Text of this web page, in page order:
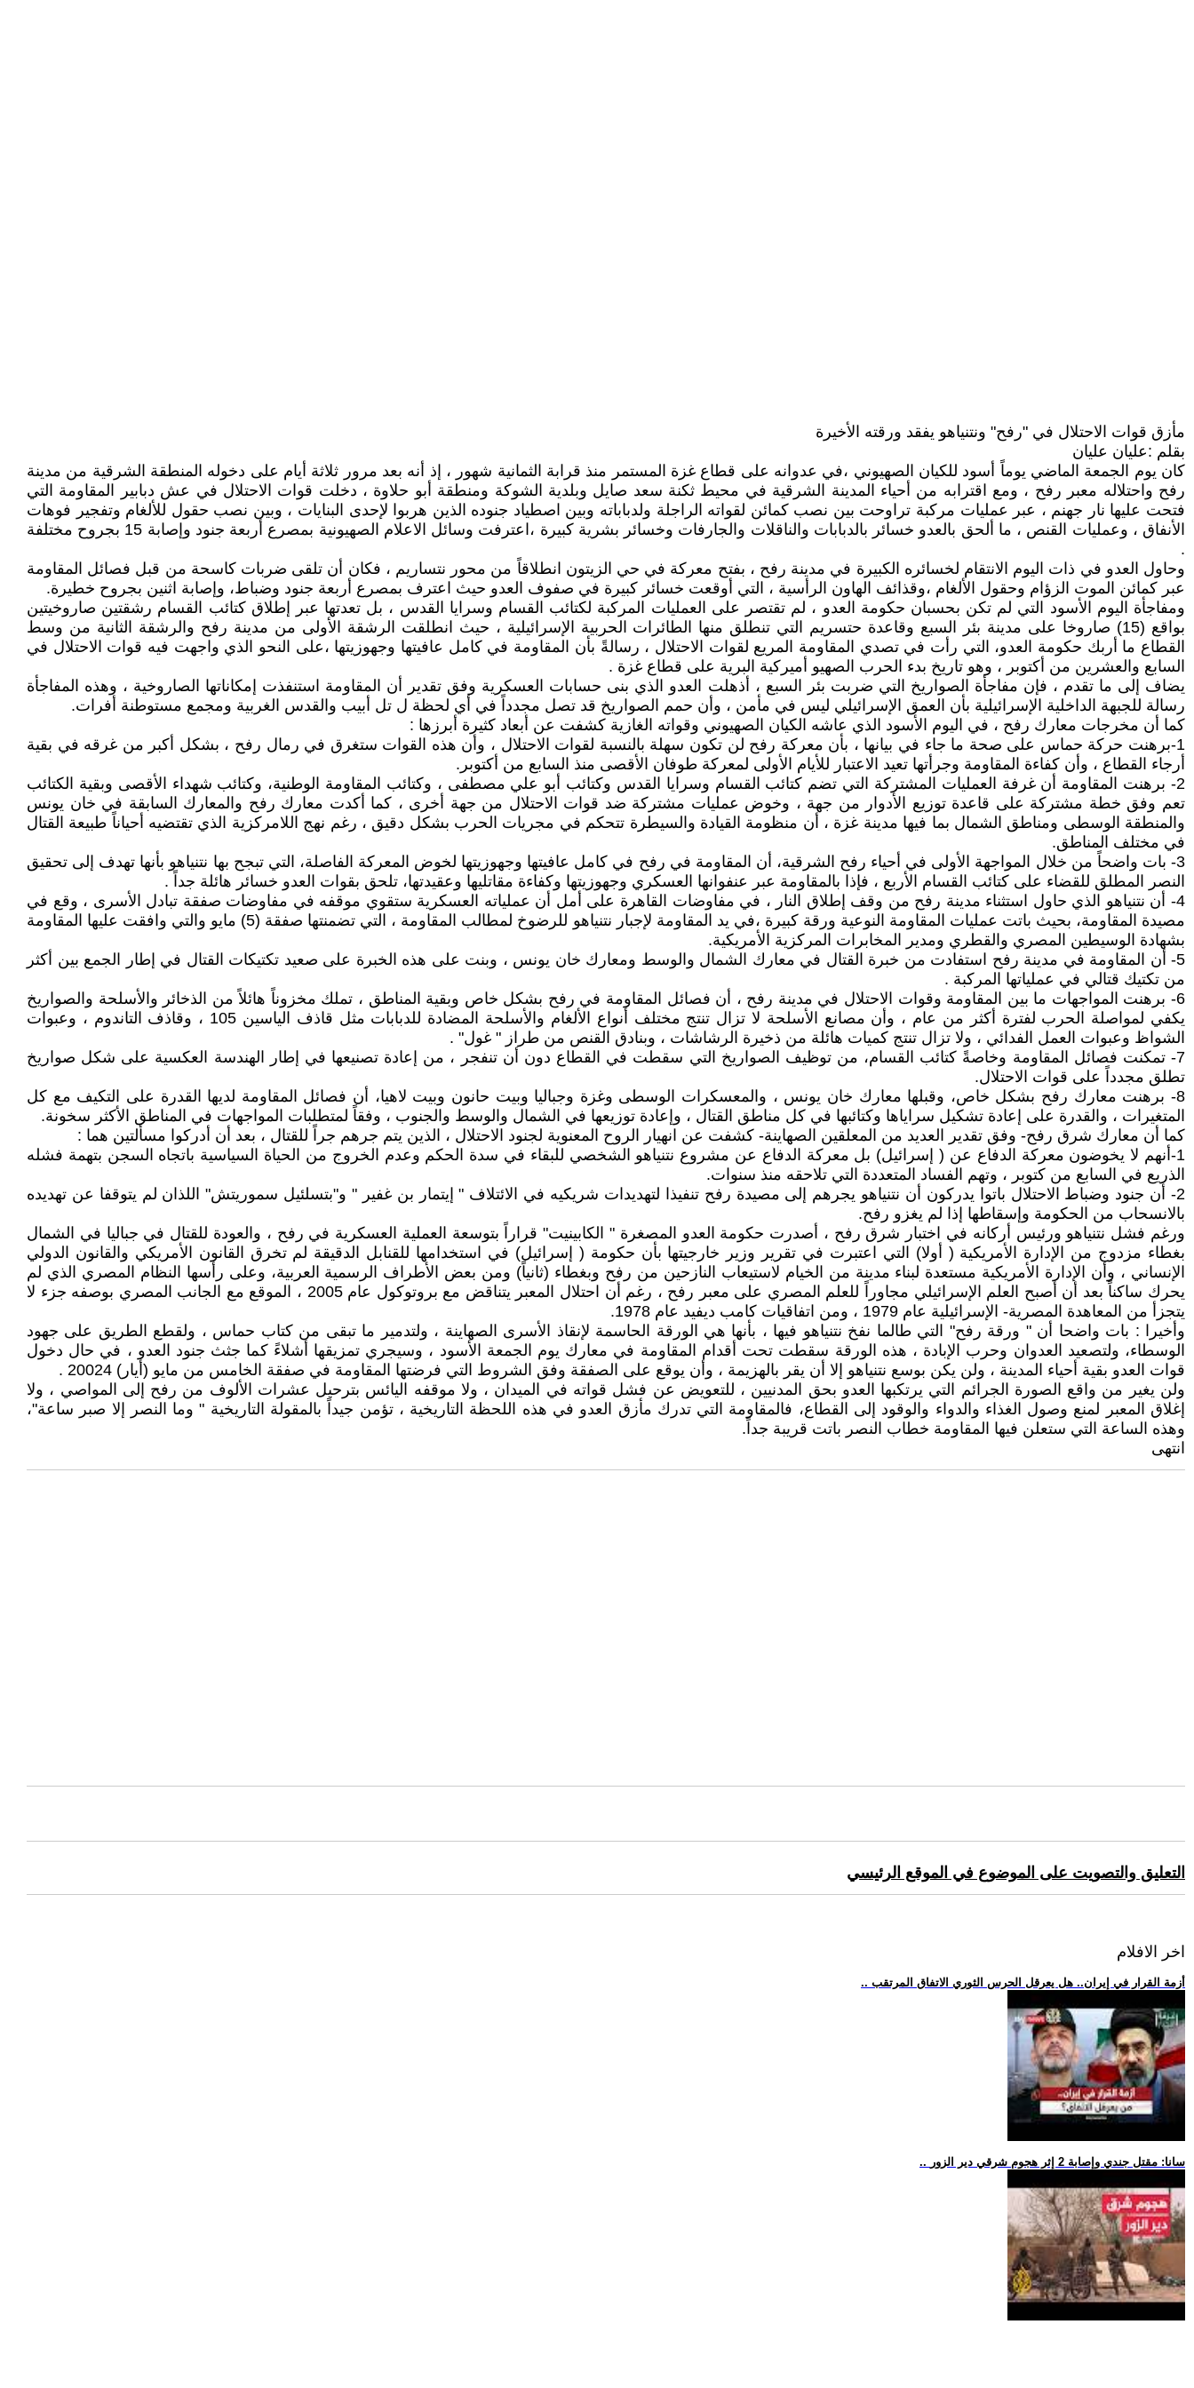
مأزق قوات الاحتلال في "رفح" ونتنياهو يفقد ورقته الأخيرة
بقلم :عليان عليان
كان يوم الجمعة الماضي يوماً أسود للكيان الصهيوني ،في عدوانه على قطاع غزة المستمر منذ قرابة الثمانية شهور ، إذ أنه بعد مرور ثلاثة أيام على دخوله المنطقة الشرقية من مدينة
رفح واحتلاله معبر رفح ، ومع اقترابه من أحياء المدينة الشرقية في محيط ثكنة سعد صايل وبلدية الشوكة ومنطقة أبو حلاوة ، دخلت قوات الاحتلال في عش دبابير المقاومة التي
فتحت عليها نار جهنم ، عبر عمليات مركبة تراوحت بين نصب كمائن لقواته الراجلة ولدباباته وبين اصطياد جنوده الذين هربوا لإحدى البنايات ، وبين نصب حقول للألغام وتفجير فوهات
الأنفاق ، وعمليات القنص ، ما ألحق بالعدو خسائر بالدبابات والناقلات والجارفات وخسائر بشرية كبيرة ،اعترفت وسائل الاعلام الصهيونية بمصرع أربعة جنود وإصابة 15 بجروح مختلفة
.
وحاول العدو في ذات اليوم الانتقام لخسائره الكبيرة في مدينة رفح ، بفتح معركة في حي الزيتون انطلاقاً من محور نتساريم ، فكان أن تلقى ضربات كاسحة من قبل فصائل المقاومة
عبر كمائن الموت الزؤام وحقول الألغام ،وقذائف الهاون الرأسية ، التي أوقعت خسائر كبيرة في صفوف العدو حيث اعترف بمصرع أربعة جنود وضباط، وإصابة اثنين بجروح خطيرة.
ومفاجأة اليوم الأسود التي لم تكن بحسبان حكومة العدو ، لم تقتصر على العمليات المركبة لكتائب القسام وسرايا القدس ، بل تعدتها عبر إطلاق كتائب القسام رشقتين صاروخيتين
بواقع (15) صاروخا على مدينة بئر السبع وقاعدة حتسريم التي تنطلق منها الطائرات الحربية الإسرائيلية ، حيث انطلقت الرشقة الأولى من مدينة رفح والرشقة الثانية من وسط
القطاع ما أربك حكومة العدو، التي رأت في تصدي المقاومة المريع لقوات الاحتلال ، رسالةً بأن المقاومة في كامل عافيتها وجهوزيتها ،على النحو الذي واجهت فيه قوات الاحتلال في
السابع والعشرين من أكتوبر ، وهو تاريخ بدء الحرب الصهيو أميركية البرية على قطاع غزة .
يضاف إلى ما تقدم ، فإن مفاجأة الصواريخ التي ضربت بئر السبع ، أذهلت العدو الذي بنى حسابات العسكرية وفق تقدير أن المقاومة استنفذت إمكاناتها الصاروخية ، وهذه المفاجأة
رسالة للجبهة الداخلية الإسرائيلية بأن العمق الإسرائيلي ليس في مأمن ، وأن حمم الصواريخ قد تصل مجدداً في أي لحظة ل تل أبيب والقدس الغربية ومجمع مستوطنة أفرات.
كما أن مخرجات معارك رفح ، في اليوم الأسود الذي عاشه الكيان الصهيوني وقواته الغازية كشفت عن أبعاد كثيرة أبرزها :
1-برهنت حركة حماس على صحة ما جاء في بيانها ، بأن معركة رفح لن تكون سهلة بالنسبة لقوات الاحتلال ، وأن هذه القوات ستغرق في رمال رفح ، بشكل أكبر من غرقه في بقية
أرجاء القطاع ، وأن كفاءة المقاومة وجرأتها تعيد الاعتبار للأيام الأولى لمعركة طوفان الأقصى منذ السابع من أكتوبر.
2- برهنت المقاومة أن غرفة العمليات المشتركة التي تضم كتائب القسام وسرايا القدس وكتائب أبو علي مصطفى ، وكتائب المقاومة الوطنية، وكتائب شهداء الأقصى وبقية الكتائب
تعم وفق خطة مشتركة على قاعدة توزيع الأدوار من جهة ، وخوض عمليات مشتركة ضد قوات الاحتلال من جهة أخرى ، كما أكدت معارك رفح والمعارك السابقة في خان يونس
والمنطقة الوسطى ومناطق الشمال بما فيها مدينة غزة ، أن منظومة القيادة والسيطرة تتحكم في مجريات الحرب بشكل دقيق ، رغم نهج اللامركزية الذي تقتضيه أحياناً طبيعة القتال
في مختلف المناطق.
3- بات واضحاً من خلال المواجهة الأولى في أحياء رفح الشرقية، أن المقاومة في رفح في كامل عافيتها وجهوزيتها لخوض المعركة الفاصلة، التي تبجح بها نتنياهو بأنها تهدف إلى تحقيق
النصر المطلق للقضاء على كتائب القسام الأربع ، فإذا بالمقاومة عبر عنفوانها العسكري وجهوزيتها وكفاءة مقاتليها وعقيدتها، تلحق بقوات العدو خسائر هائلة جداً .
4- أن نتنياهو الذي حاول استثناء مدينة رفح من وقف إطلاق النار ، في مفاوضات القاهرة على أمل أن عملياته العسكرية ستقوي موقفه في مفاوضات صفقة تبادل الأسرى ، وقع في
مصيدة المقاومة، بحيث باتت عمليات المقاومة النوعية ورقة كبيرة ،في يد المقاومة لإجبار نتنياهو للرضوخ لمطالب المقاومة ، التي تضمنتها صفقة (5) مايو والتي وافقت عليها المقاومة
بشهادة الوسيطين المصري والقطري ومدير المخابرات المركزية الأمريكية.
5- أن المقاومة في مدينة رفح استفادت من خبرة القتال في معارك الشمال والوسط ومعارك خان يونس ، وبنت على هذه الخبرة على صعيد تكتيكات القتال في إطار الجمع بين أكثر
من تكتيك قتالي في عملياتها المركبة .
6- برهنت المواجهات ما بين المقاومة وقوات الاحتلال في مدينة رفح ، أن فصائل المقاومة في رفح بشكل خاص وبقية المناطق ، تملك مخزوناً هائلاً من الذخائر والأسلحة والصواريخ
يكفي لمواصلة الحرب لفترة أكثر من عام ، وأن مصانع الأسلحة لا تزال تنتج مختلف أنواع الألغام والأسلحة المضادة للدبابات مثل قاذف الياسين 105 ، وقاذف التاندوم ، وعبوات
الشواظ وعبوات العمل الفدائي ، ولا تزال تنتج كميات هائلة من ذخيرة الرشاشات ، وبنادق القنص من طراز " غول" .
7- تمكنت فصائل المقاومة وخاصةً كتائب القسام، من توظيف الصواريخ التي سقطت في القطاع دون أن تنفجر ، من إعادة تصنيعها في إطار الهندسة العكسية على شكل صواريخ
تطلق مجدداً على قوات الاحتلال.
8- برهنت معارك رفح بشكل خاص، وقبلها معارك خان يونس ، والمعسكرات الوسطى وغزة وجباليا وبيت حانون وبيت لاهيا، أن فصائل المقاومة لديها القدرة على التكيف مع كل
المتغيرات ، والقدرة على إعادة تشكيل سراياها وكتائبها في كل مناطق القتال ، وإعادة توزيعها في الشمال والوسط والجنوب ، وفقاً لمتطلبات المواجهات في المناطق الأكثر سخونة.
كما أن معارك شرق رفح- وفق تقدير العديد من المعلقين الصهاينة- كشفت عن انهيار الروح المعنوية لجنود الاحتلال ، الذين يتم جرهم جراً للقتال ، بعد أن أدركوا مسألتين هما :
1-أنهم لا يخوضون معركة الدفاع عن ( إسرائيل) بل معركة الدفاع عن مشروع نتنياهو الشخصي للبقاء في سدة الحكم وعدم الخروج من الحياة السياسية باتجاه السجن بتهمة فشله
الذريع في السابع من كتوبر ، وتهم الفساد المتعددة التي تلاحقه منذ سنوات.
2- أن جنود وضباط الاحتلال باتوا يدركون أن نتنياهو يجرهم إلى مصيدة رفح تنفيذا لتهديدات شريكيه في الائتلاف " إيتمار بن غفير " و"بتسلئيل سموريتش" اللذان لم يتوقفا عن تهديده
بالانسحاب من الحكومة وإسقاطها إذا لم يغزو رفح.
ورغم فشل نتنياهو ورئيس أركانه في اختبار شرق رفح ، أصدرت حكومة العدو المصغرة " الكابينيت" قراراً بتوسعة العملية العسكرية في رفح ، والعودة للقتال في جباليا في الشمال
بغطاء مزدوج من الإدارة الأمريكية ( أولا) التي اعتبرت في تقرير وزير خارجيتها بأن حكومة ( إسرائيل) في استخدامها للقنابل الدقيقة لم تخرق القانون الأمريكي والقانون الدولي
الإنساني ، وأن الإدارة الأمريكية مستعدة لبناء مدينة من الخيام لاستيعاب النازحين من رفح وبغطاء (ثانياً) ومن بعض الأطراف الرسمية العربية، وعلى رأسها النظام المصري الذي لم
يحرك ساكناً بعد أن أصبح العلم الإسرائيلي مجاوراً للعلم المصري على معبر رفح ، رغم أن احتلال المعبر يتناقض مع بروتوكول عام 2005 ، الموقع مع الجانب المصري بوصفه جزء لا
يتجزأ من المعاهدة المصرية- الإسرائيلية عام 1979 ، ومن اتفاقيات كامب ديفيد عام 1978.
وأخيرا : بات واضحا أن " ورقة رفح" التي طالما نفخ نتنياهو فيها ، بأنها هي الورقة الحاسمة لإنقاذ الأسرى الصهاينة ، ولتدمير ما تبقى من كتاب حماس ، ولقطع الطريق على جهود
الوسطاء، ولتصعيد العدوان وحرب الإبادة ، هذه الورقة سقطت تحت أقدام المقاومة في معارك يوم الجمعة الأسود ، وسيجري تمزيقها أشلاءً كما جثث جنود العدو ، في حال دخول
قوات العدو بقية أحياء المدينة ، ولن يكن بوسع نتنياهو إلا أن يقر بالهزيمة ، وأن يوقع على الصفقة وفق الشروط التي فرضتها المقاومة في صفقة الخامس من مايو (أيار) 20024 .
ولن يغير من واقع الصورة الجرائم التي يرتكبها العدو بحق المدنيين ، للتعويض عن فشل قواته في الميدان ، ولا موقفه اليائس بترحيل عشرات الألوف من رفح إلى المواصي ، ولا
إغلاق المعبر لمنع وصول الغذاء والدواء والوقود إلى القطاع، فالمقاومة التي تدرك مأزق العدو في هذه اللحظة التاريخية ، تؤمن جيداً بالمقولة التاريخية " وما النصر إلا صبر ساعة"،
وهذه الساعة التي ستعلن فيها المقاومة خطاب النصر باتت قريبة جداً.
انتهى
التعليق والتصويت على الموضوع في الموقع الرئيسي
اخر الافلام
.. أزمة القرار في إيران.. هل يعرقل الحرس الثوري الاتفاق المرتقب
.. سانا: مقتل جندي وإصابة 2 إثر هجوم شرقي دير الزور